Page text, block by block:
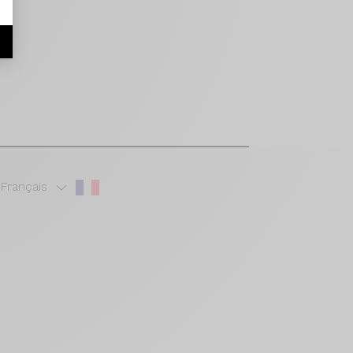
Français